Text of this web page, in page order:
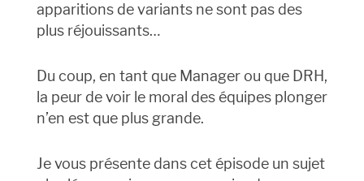
apparitions de variants ne sont pas des
plus réjouissants…
Du coup, en tant que Manager ou que DRH,
la peur de voir le moral des équipes plonger
n’en est que plus grande.
Je vous présente dans cet épisode un sujet